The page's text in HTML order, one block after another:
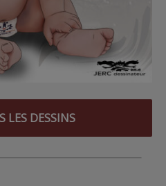
LES DESSINS